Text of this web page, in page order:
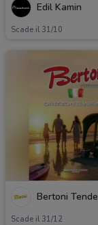
Edil Kamin
Scade il 31/10
Bertoni Tende
Scade il 31/12